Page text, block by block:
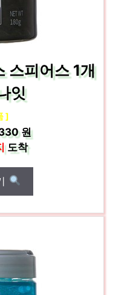
스피어스 1개
잇
]
원
도착